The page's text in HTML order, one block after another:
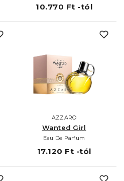
10.770 Ft -tól
AZZARO
Wanted Girl
Eau De Parfum
17.120 Ft -tól